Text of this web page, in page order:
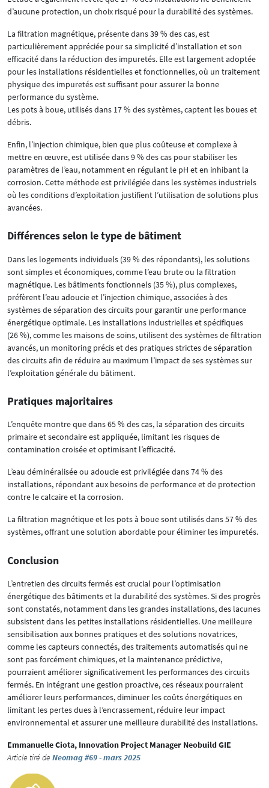
d’aucune protection, un choix risqué pour la durabilité des systèmes.
La filtration magnétique, présente dans 39 % des cas, est
particulièrement appréciée pour sa simplicité d’installation et son
efficacité dans la réduction des impuretés. Elle est largement adoptée
pour les installations résidentielles et fonctionnelles, où un traitement
physique des impuretés est suffisant pour assurer la bonne
performance du système.
Les pots à boue, utilisés dans 17 % des systèmes, captent les boues et
débris.
Enfin, l’injection chimique, bien que plus coûteuse et complexe à
mettre en œuvre, est utilisée dans 9 % des cas pour stabiliser les
paramètres de l’eau, notamment en régulant le pH et en inhibant la
corrosion. Cette méthode est privilégiée dans les systèmes industriels
où les conditions d’exploitation justifient l’utilisation de solutions plus
avancées.
Différences selon le type de bâtiment
Dans les logements individuels (39 % des répondants), les solutions
sont simples et économiques, comme l’eau brute ou la filtration
magnétique. Les bâtiments fonctionnels (35 %), plus complexes,
préfèrent l’eau adoucie et l’injection chimique, associées à des
systèmes de séparation des circuits pour garantir une performance
énergétique optimale. Les installations industrielles et spécifiques
(26 %), comme les maisons de soins, utilisent des systèmes de filtration
avancés, un monitoring précis et des pratiques strictes de séparation
des circuits afin de réduire au maximum l’impact de ses systèmes sur
l’exploitation générale du bâtiment.
Pratiques majoritaires
L’enquête montre que dans 65 % des cas, la séparation des circuits
primaire et secondaire est appliquée, limitant les risques de
contamination croisée et optimisant l’efficacité.
L’eau déminéralisée ou adoucie est privilégiée dans 74 % des
installations, répondant aux besoins de performance et de protection
contre le calcaire et la corrosion.
La filtration magnétique et les pots à boue sont utilisés dans 57 % des
systèmes, offrant une solution abordable pour éliminer les impuretés.
Conclusion
L’entretien des circuits fermés est crucial pour l’optimisation
énergétique des bâtiments et la durabilité des systèmes. Si des progrès
sont constatés, notamment dans les grandes installations, des lacunes
subsistent dans les petites installations résidentielles. Une meilleure
sensibilisation aux bonnes pratiques et des solutions novatrices,
comme les capteurs connectés, des traitements automatisés qui ne
sont pas forcément chimiques, et la maintenance prédictive,
pourraient améliorer significativement les performances des circuits
fermés. En intégrant une gestion proactive, ces réseaux pourraient
améliorer leurs performances, diminuer les coûts énergétiques en
limitant les pertes dues à l’encrassement, réduire leur impact
environnemental et assurer une meilleure durabilité des installations.
Emmanuelle Ciota, Innovation Project Manager Neobuild GIE
Article tiré de Neomag #69 - mars 2025